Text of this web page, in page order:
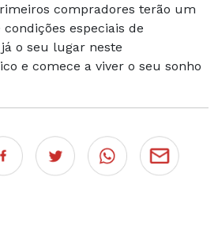
compradores terão um
especiais de
o seu lugar neste
e comece a viver o seu sonho